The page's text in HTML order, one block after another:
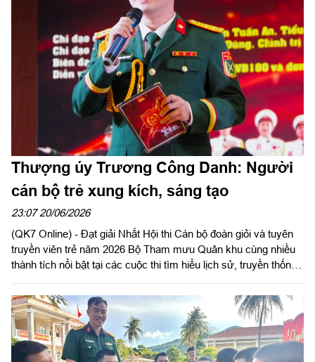
Hội thi Báo cáo viên giỏi toàn quân năm 2026 của Thượng tá
Nguyễn Đức Thắng, Chính ủy Trung đoàn 994A, Bộ CHQS tỉnh
Lâm Đồng là kết quả của quá trình bền bỉ rèn luyện bản lĩnh,
tích lũy tri thức và không ngừng đổi mới phương pháp tuyên
Thượng úy Trương Công Danh: Người
cán bộ trẻ xung kích, sáng tạo
23:07 20/06/2026
(QK7 Online) - Đạt giải Nhất Hội thi Cán bộ đoàn giỏi và tuyên
truyền viên trẻ năm 2026 Bộ Tham mưu Quân khu cùng nhiều
thành tích nổi bật tại các cuộc thi tìm hiểu lịch sử, truyền thống
Công Danh, Chính trị viên Đại đội Nghi lễ, Tiểu đoàn 180 là một
trong những gương mặt tiêu biểu của tuổi trẻ LLVT Quân khu.
Ở anh luôn thể hiện tinh thần dám nghĩ, dám làm, trách nhiệm
trong công tác và khát vọng cống hiến của tuổi trẻ Quân đội.